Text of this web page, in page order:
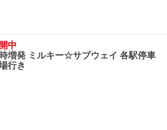
中
増発 ミルキー☆サブウェイ 各駅停車
行き